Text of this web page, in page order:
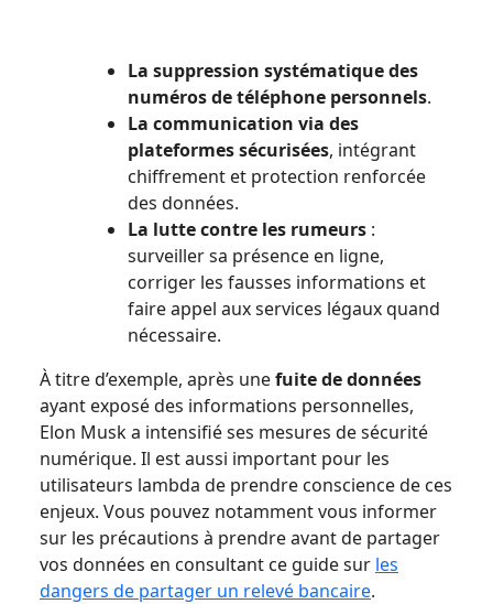
La suppression systématique des
numéros de téléphone personnels.
La communication via des
plateformes sécurisées, intégrant
chiffrement et protection renforcée
des données.
La lutte contre les rumeurs :
surveiller sa présence en ligne,
corriger les fausses informations et
faire appel aux services légaux quand
nécessaire.
À titre d’exemple, après unefuite de données
ayant exposé des informations personnelles,
Elon Musk a intensifié ses mesures de sécurité
numérique. Il est aussi important pour les
utilisateurs lambda de prendre conscience de ces
enjeux. Vous pouvez notamment vous informer
sur les précautions à prendre avant de partager
vos données en consultant ce guide sur les
dangers de partager un relevé bancaire.